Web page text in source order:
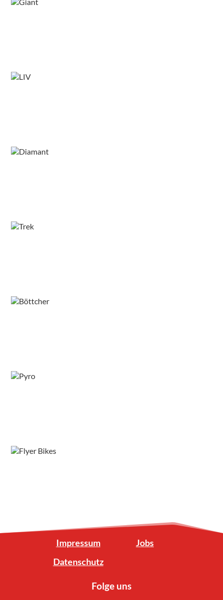
Impressum
Jobs
Datenschutz
Folge uns